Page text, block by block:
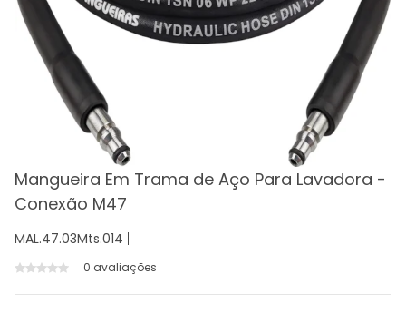
Mangueira Em Trama de Aço Para Lavadora -
Conexão M47
MAL.47.03Mts.014
0 avaliações